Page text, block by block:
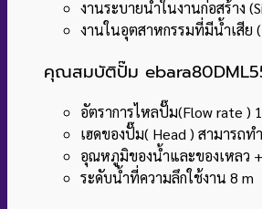
งานระบายน้ำในงานก่อสร้าง
งานในอุตสาหกรรมที่มีน้ำเสีย
คุณสมบัติปั๊ม
อัตราการไหลปั๊ม(Flow rate )
เฮดของปั๊ม( Head ) สามารถท
อุณหภูมิของน้ำและของเหลว +
ระดับน้ำที่ความลึกใช้งาน 8 m